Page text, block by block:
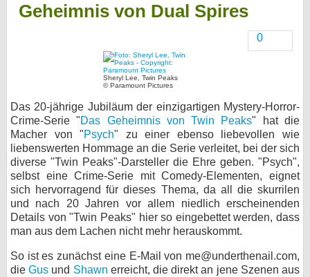
Geheimnis von Dual Spires
0
Sheryl Lee, Twin Peaks
© Paramount Pictures
Das 20-jährige Jubiläum der einzigartigen Mystery-Horror-
Crime-Serie "Das Geheimnis von Twin Peaks" hat die
Macher von "Psych" zu einer ebenso liebevollen wie
liebenswerten Hommage an die Serie verleitet, bei der sich
diverse "Twin Peaks"-Darsteller die Ehre geben. "Psych",
selbst eine Crime-Serie mit Comedy-Elementen, eignet
sich hervorragend für dieses Thema, da all die skurrilen
und nach 20 Jahren vor allem niedlich erscheinenden
Details von "Twin Peaks" hier so eingebettet werden, dass
man aus dem Lachen nicht mehr herauskommt.
So ist es zunächst eine E-Mail von me@underthenail.com,
dieGus und Shawn erreicht, die direkt an jene Szenen aus
Veranstaltungen
Specials
SERVICE
Forum
bei X
bei Facebook
Kontakt
Nutzungsbedingungen